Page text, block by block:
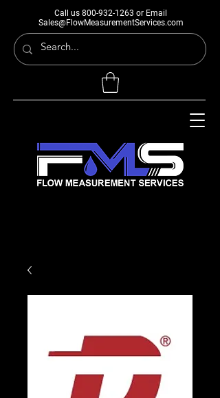
Call us 800-932-1263 or Email
Sales@FlowMeasurementServices.com